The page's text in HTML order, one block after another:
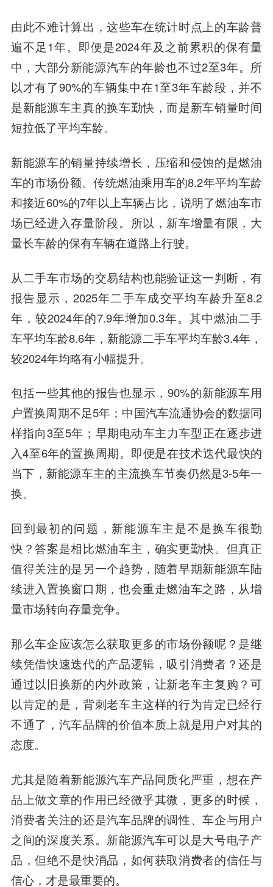
由此不难计算出，这些车在统计时点上的车龄普
遍不足1年。即便是2024年及之前累积的保有量
中，大部分新能源汽车的年龄也不过2至3年。所
以才有了90%的车辆集中在1至3年车龄段，并不
是新能源车主真的换车勤快，而是新车销量时间
短拉低了平均车龄。
新能源车的销量持续增长，压缩和侵蚀的是燃油
车的市场份额。传统燃油乘用车的8.2年平均车龄
和接近60%的7年以上车辆占比，说明了燃油车市
场已经进入存量阶段。所以，新车增量有限，大
量长车龄的保有车辆在道路上行驶。
从二手车市场的交易结构也能验证这一判断，有
报告显示，2025年二手车成交平均车龄升至8.2
年，较2024年的7.9年增加0.3年。其中燃油二手
车平均车龄8.6年，新能源二手车平均车龄3.4年，
较2024年均略有小幅提升。
包括一些其他的报告也显示，90%的新能源车用
户置换周期不足5年；中国汽车流通协会的数据同
样指向3至5年；早期电动车主力车型正在逐步进
入4至6年的置换周期。即便是在技术迭代最快的
当下，新能源车主的主流换车节奏仍然是3-5年一
换。
回到最初的问题，新能源车主是不是换车很勤
快？答案是相比燃油车主，确实更勤快。但真正
值得关注的是另一个趋势，随着早期新能源车陆
续进入置换窗口期，也会重走燃油车之路，从增
量市场转向存量竞争。
那么车企应该怎么获取更多的市场份额呢？是继
续凭借快速迭代的产品逻辑，吸引消费者？还是
通过以旧换新的内外政策，让新老车主复购？可
以肯定的是，背刺老车主这样的行为肯定已经行
不通了，汽车品牌的价值本质上就是用户对其的
态度。
尤其是随着新能源汽车产品同质化严重，想在产
品上做文章的作用已经微乎其微，更多的时候，
消费者关注的还是汽车品牌的调性、车企与用户
之间的深度关系。新能源汽车可以是大号电子产
品，但绝不是快消品，如何获取消费者的信任与
信心，才是最重要的。